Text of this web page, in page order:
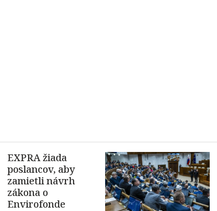
EXPRA žiada
poslancov, aby
zamietli návrh
zákona o
Envirofonde